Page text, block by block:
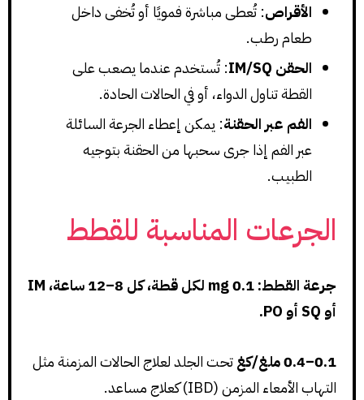
الأقراص: تُعطى مباشرة فمويًا أو تُخفى داخل
طعام رطب.
الحقن IM/SQ
: تُستخدم عندما يصعب على
القطة تناول الدواء، أو في الحالات الحادة.
الفم عبر الحقنة: يمكن إعطاء الجرعة السائلة
عبر الفم إذا جرى سحبها من الحقنة بتوجيه
الطبيب.
الجرعات المناسبة للقطط
جرعة القطط: 0.1 mg لكل قطة، كل 8–12 ساعة، IM
أو SQ أو PO.
0.1–0.4 ملغ/كغ
تحت الجلد لعلاج الحالات المزمنة مثل
التهاب الأمعاء المزمن (IBD) كعلاج مساعد.